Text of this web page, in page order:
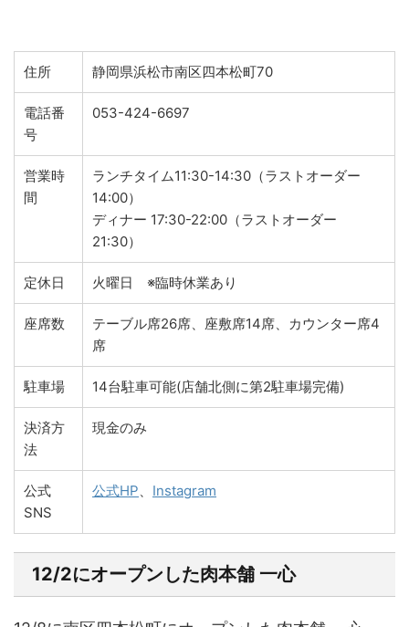
住所 静岡県浜松市南区四本松町70
電話番
号
053-424-6697
営業時
間
ランチタイム11:30-14:30（ラストオーダー
14:00）
ディナー 17:30-22:00（ラストオーダー
21:30）
定休日 火曜日 ※臨時休業あり
座席数
テーブル席26席、座敷席14席、カウンター席4
席
駐車場 14台駐車可能(店舗北側に第2駐車場完備)
決済方
法
現金のみ
公式
SNS
公式HP Instagram
12/2にオープンした肉本舗 一心